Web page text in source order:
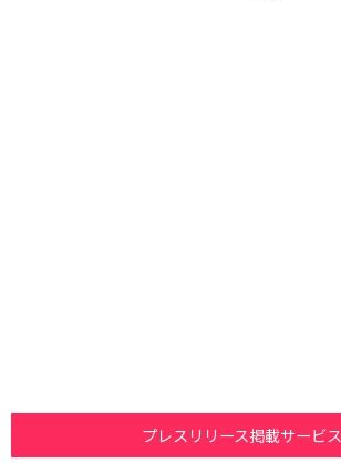
プレスリリース掲載サービス